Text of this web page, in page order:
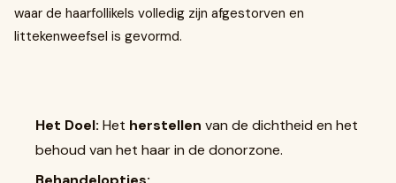
waar de haarfollikels volledig zijn afgestorven en
littekenweefsel is gevormd.
Het Doel: Het herstellen van de dichtheid en het
behoud van het haar in de donorzone.